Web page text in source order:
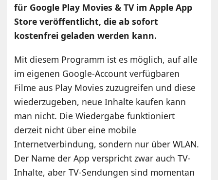
für Google Play Movies & TV im Apple App
Store veröffentlicht, die ab sofort
kostenfrei geladen werden kann.
Mit diesem Programm ist es möglich, auf alle
im eigenen Google-Account verfügbaren
Filme aus Play Movies zuzugreifen und diese
wiederzugeben, neue Inhalte kaufen kann
man nicht. Die Wiedergabe funktioniert
derzeit nicht über eine mobile
Internetverbindung, sondern nur über WLAN.
Der Name der App verspricht zwar auch TV-
Inhalte, aber TV-Sendungen sind momentan